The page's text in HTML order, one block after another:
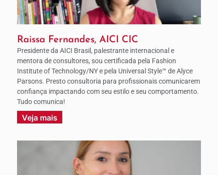
Raissa Fernandes, AICI CIC
Presidente da AICI Brasil, palestrante internacional e
mentora de consultores, sou certificada pela Fashion
Institute of Technology/NY e pela Universal Style™ de Alyce
Parsons. Presto consultoria para profissionais comunicarem
confiança impactando com seu estilo e seu comportamento.
Tudo comunica!
Veja mais